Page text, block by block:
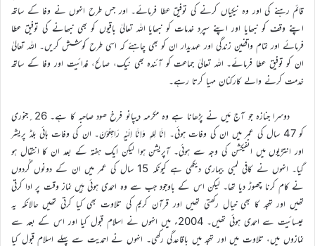
قائم رہنے کی اور وہ نیکیاں کرنے کی توفیق عطا فرمائے۔ اور جس طرح انہوں نے وفا کے ساتھ
اپنے وقف کو نبھایا اور اپنے سپرد خدمات کو نبھایا اللہ تعالیٰ باقیوں کو بھی نبھانے کی توفیق عطا
فرمائے اور تمام واقفین زندگی اور عہدیدار ان کو بھی چاہئے کہ اسی طرح کوشش کریں۔ اللہ تعالیٰ
ان کو توفیق عطا فرمائے۔ اللہ تعالیٰ جماعت کو آئندہ بھی نیک، صالح، فدائیت اور وفا کے ساتھ
خدمت کرنے والے کارکنان مہیا کرتا رہے۔
دوسرا جنازہ جو آج مَیں نے پڑھانا ہے وہ مکرمہ دیپانو فرخ ھود صاحبہ کا ہے۔ 26؍جنوری
کو 47 سال کی عمر میں ان کی وفات ہوئی۔ اِنَّا لِلہِ وَاِنَّا اِلَیْہِ رَاجِعُوْنَ۔ ان کی وفات ہائی بلڈ پریشر
اور انتڑیوں میں انفیکشن کی وجہ سے ہوئی۔ آپریشن ہوا لیکن ایک ہفتہ کے بعد ان کا انتقال ہو
گیا۔ انہوں نے کافی لمبی بیماری دیکھی ہے کیونکہ 15 سال کی عمر میں ان کے دونوں گُردوں
نے کام کرنا چھوڑ دیا تھا۔ لیکن اس کے باوجود جب سے وہ احمدی ہوئی ہیں نماز وقت پر ادا کرتی
تھیں اور تہجد کا بھی خیال رکھتی تھیں اور قرآن کریم کی تلاوت بھی کیا کرتی تھیں حالانکہ یہ
عیسائیت سے احمدی ہوئی تھیں۔ 2004ء میں انہوں نے اسلام قبول کیا اور اس کے بعد سے
نمازوں میں، تلاوت میں اور تہجد میں باقاعدگی رکھی۔ انہوں نے احمدیت سے پہلے اسلام قبول کیا